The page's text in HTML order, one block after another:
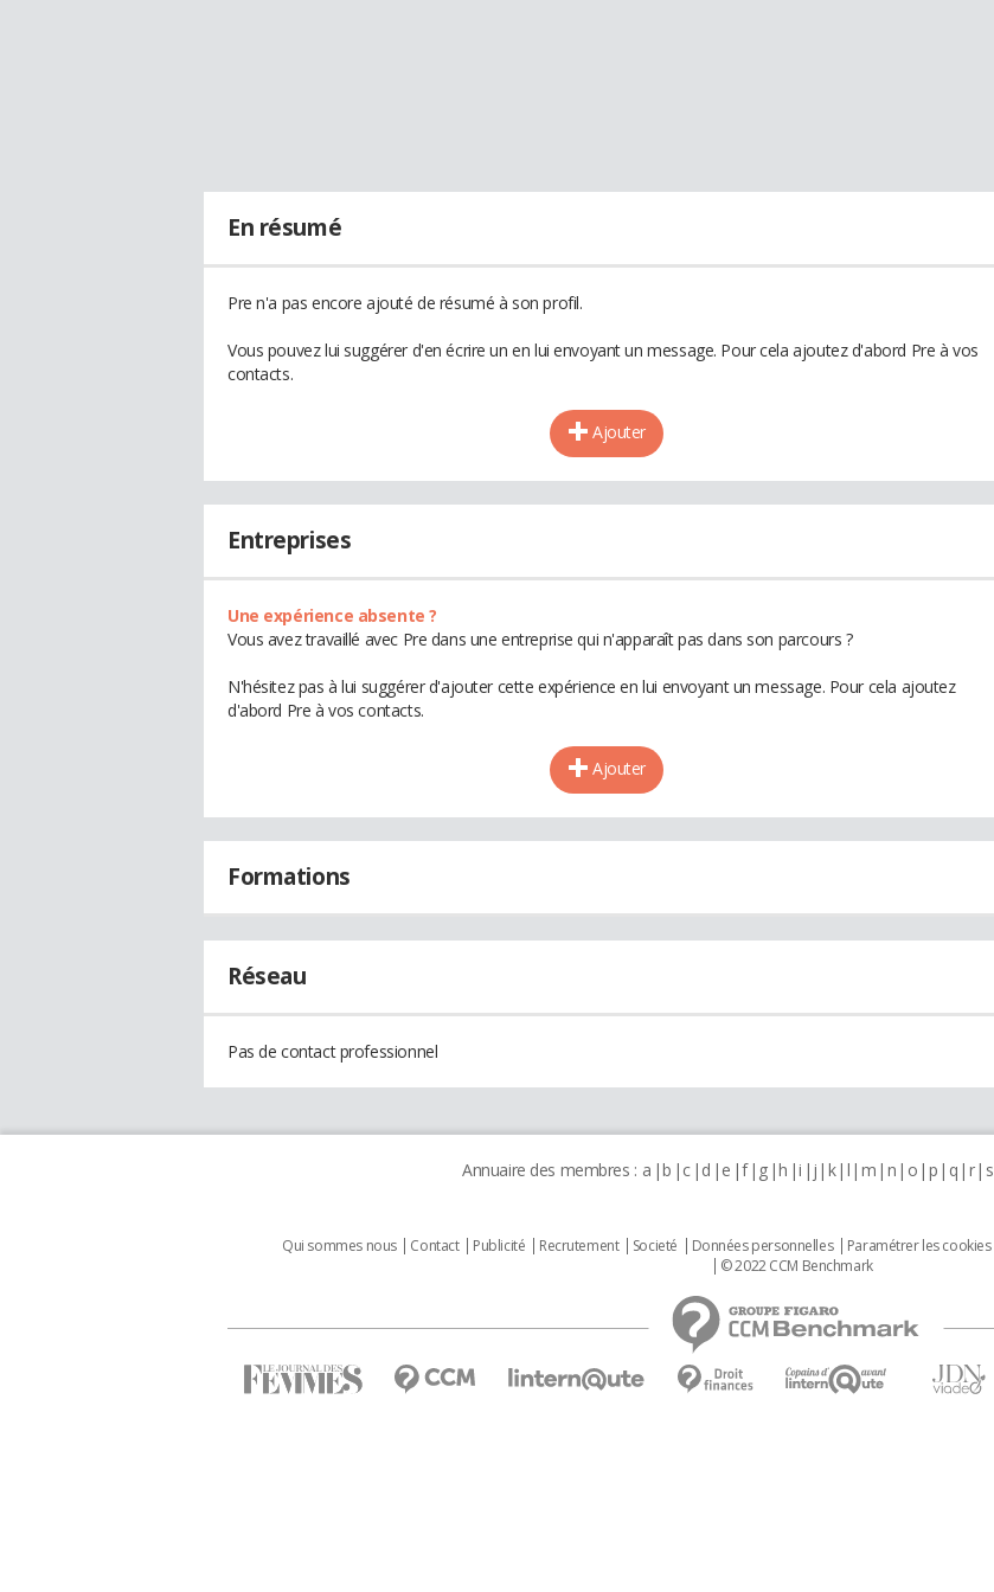
En résumé
Pre n'a pas encore ajouté de résumé à son profil.
Vous pouvez lui suggérer d'en écrire un en lui envoyant un message. Pour cela ajoutez d'abord Pre à vos
contacts.
Ajouter
Entreprises
Une expérience absente ?
Vous avez travaillé avec Pre dans une entreprise qui n'apparaît pas dans son parcours ?
N'hésitez pas à lui suggérer d'ajouter cette expérience en lui envoyant un message. Pour cela ajoutez
d'abord Pre à vos contacts.
Ajouter
Formations
Réseau
Pas de contact professionnel
Annuaire des membres : a b c d e f g h i j k l m n o p q r s
Qui sommes nous Contact Publicité Recrutement Societé Données personnelles Paramétrer les cookies
© 2022 CCM Benchmark